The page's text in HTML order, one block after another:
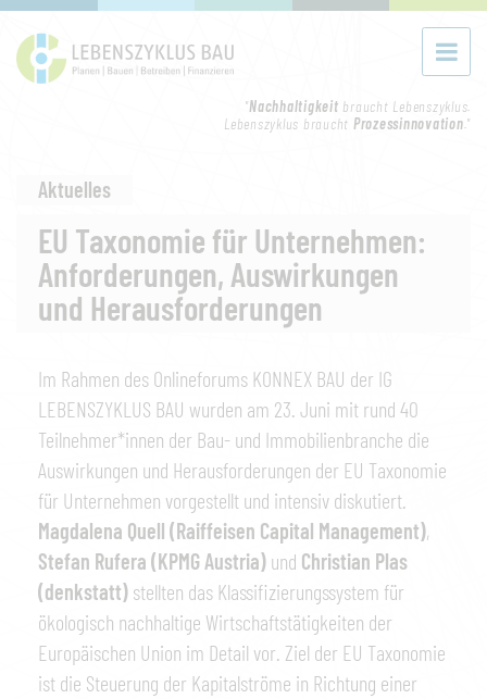
"Nachhaltigkeit braucht Lebenszyklus.
Lebenszyklus braucht Prozessinnovation."
Aktuelles
EU Taxonomie für Unternehmen:
Anforderungen, Auswirkungen
und Herausforderungen
Im Rahmen des Onlineforums KONNEX BAU der IG
LEBENSZYKLUS BAU wurden am 23. Juni mit rund 40
Teilnehmer*innen der Bau- und Immobilienbranche die
Auswirkungen und Herausforderungen der EU Taxonomie
für Unternehmen vorgestellt und intensiv diskutiert.
Magdalena Quell (Raiffeisen Capital Management),
Stefan Rufera (KPMG Austria) und Christian Plas
(denkstatt) stellten das Klassifizierungssystem für
ökologisch nachhaltige Wirtschaftstätigkeiten der
Europäischen Union im Detail vor. Ziel der EU Taxonomie
ist die Steuerung der Kapitalströme in Richtung einer